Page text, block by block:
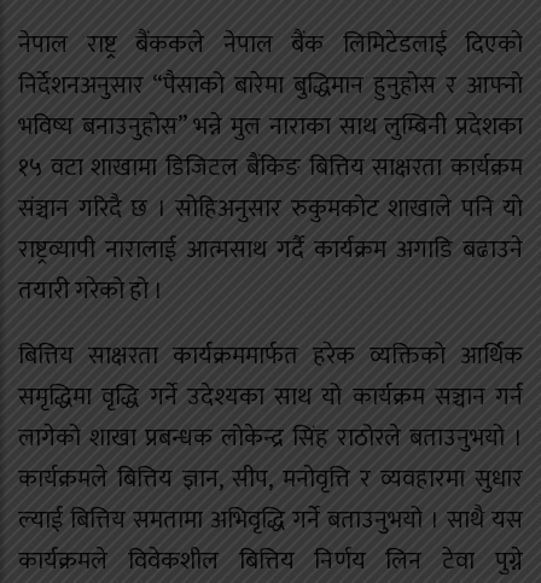
नेपाल राष्ट्र बैंककले नेपाल बैंक लिमिटेडलाई दिएको
निर्देशनअनुसार “पैसाको बारेमा बुद्धिमान हुनुहोस र आफ्नो
भविष्य बनाउनुहोस” भन्ने मुल नाराका साथ लुम्बिनी प्रदेशका
१५ वटा शाखामा डिजिटल बैंकिङ बित्तिय साक्षरता कार्यक्रम
संञ्चान गरिदै छ । सोहिअनुसार रुकुमकोट शाखाले पनि यो
राष्ट्रव्यापी नारालाई आत्मसाथ गर्दै कार्यक्रम अगाडि बढाउने
तयारी गरेको हो ।
बित्तिय साक्षरता कार्यक्रममार्फत हरेक व्यक्तिको आर्थिक
समृद्धिमा वृद्धि गर्ने उदेश्यका साथ यो कार्यक्रम सञ्चान गर्न
लागेको शाखा प्रबन्धक लोकेन्द्र सिंह राठोरले बताउनुभयो ।
कार्यक्रमले बित्तिय ज्ञान, सीप, मनोवृत्ति र व्यवहारमा सुधार
ल्याई बित्तिय समतामा अभिवृद्धि गर्ने बताउनुभयो । साथै यस
कार्यक्रमले विवेकशील बित्तिय निर्णय लिन टेवा पुग्ने